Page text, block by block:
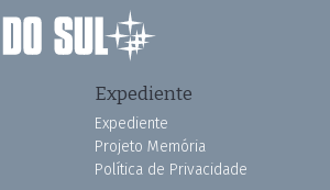
Expediente
Expediente
Projeto Memória
Política de Privacidade